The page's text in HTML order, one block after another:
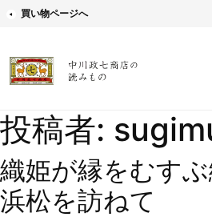
買い物ページへ
投稿者:
織姫が縁をむすぶ
浜松を訪ねて